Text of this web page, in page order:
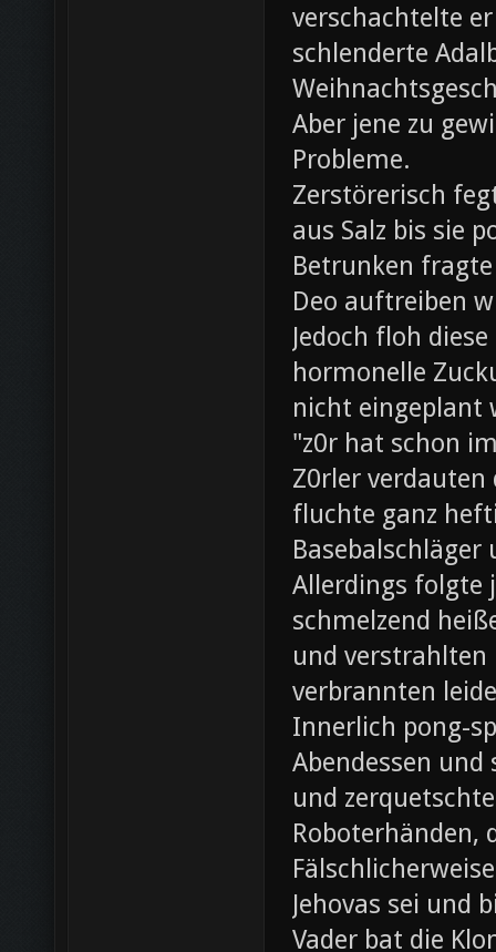
verschachtelte
schlenderte
Aber jene zu
Probleme.
Zerstörerisch
aus Salz bis sie
Betrunken
Deo auftreiben
Jedoch floh
hormonelle
nicht eingeplant
"z0r hat schon
Z0rler
fluchte ganz
Allerdings folgte
schmelzend
und verstrahlten
verbrannten
Innerlich pong-
Abendessen
und
Roboterhänden,
Jehovas sei und
Vader bat die